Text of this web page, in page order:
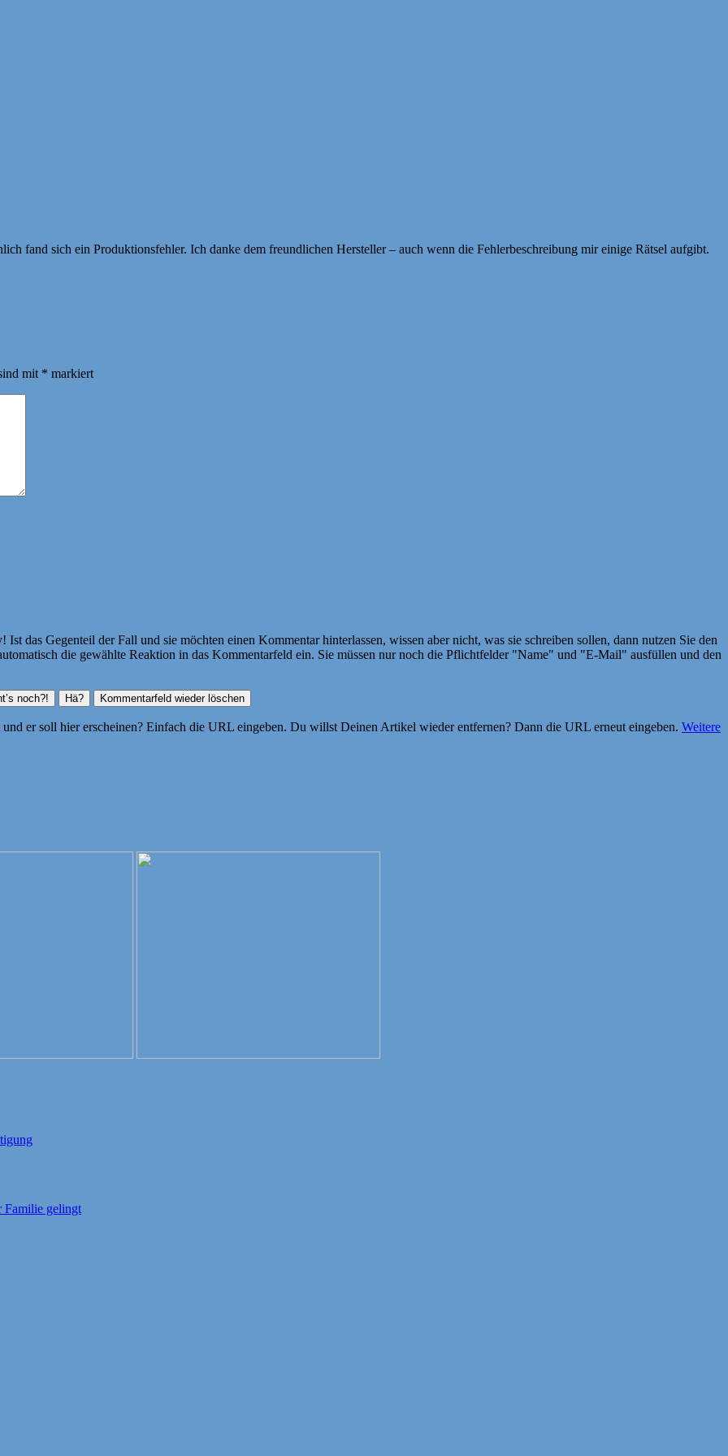
fand sich ein Produktionsfehler. Ich danke dem freundlichen Hersteller – auch wenn die Fehlerbeschreibung mir einige Rätsel aufgibt.
mit * markiert
das Gegenteil der Fall und sie möchten einen Kommentar hinterlassen, wissen aber nicht, was sie schreiben sollen, dann nutzen Sie den
die gewählte Reaktion in das Kommentarfeld ein. Sie müssen nur noch die Pflichtfelder "Name" und "E-Mail" ausfüllen und den
er soll hier erscheinen? Einfach die URL eingeben. Du willst Deinen Artikel wieder entfernen? Dann die URL erneut eingeben. Weitere